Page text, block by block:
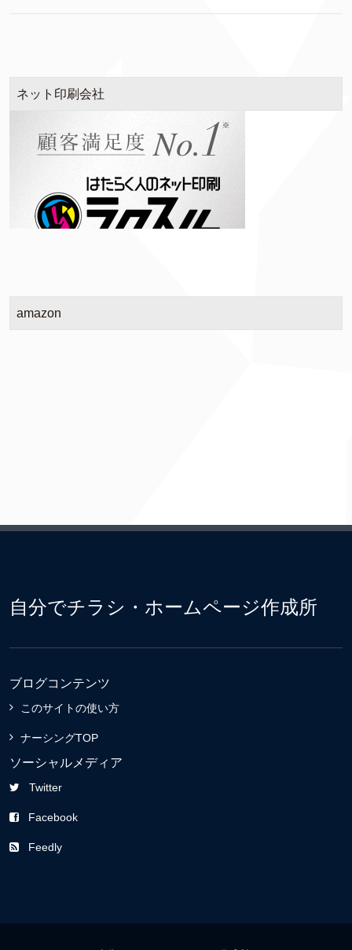
ネット印刷会社
amazon
自分でチラシ・ホームページ作成所
ブログコンテンツ
このサイトの使い方
ナーシングTOP
ソーシャルメディア
Twitter
Facebook
Feedly